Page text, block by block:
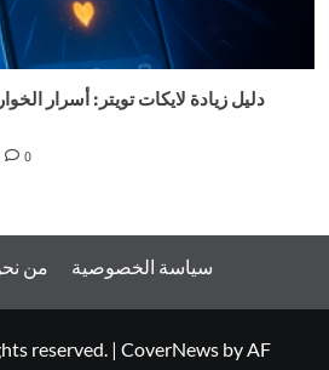
دليل زيادة لايكات تويتر: أسرار
0
من سياسة الخصوصية
reserved. | CoverNews by AF